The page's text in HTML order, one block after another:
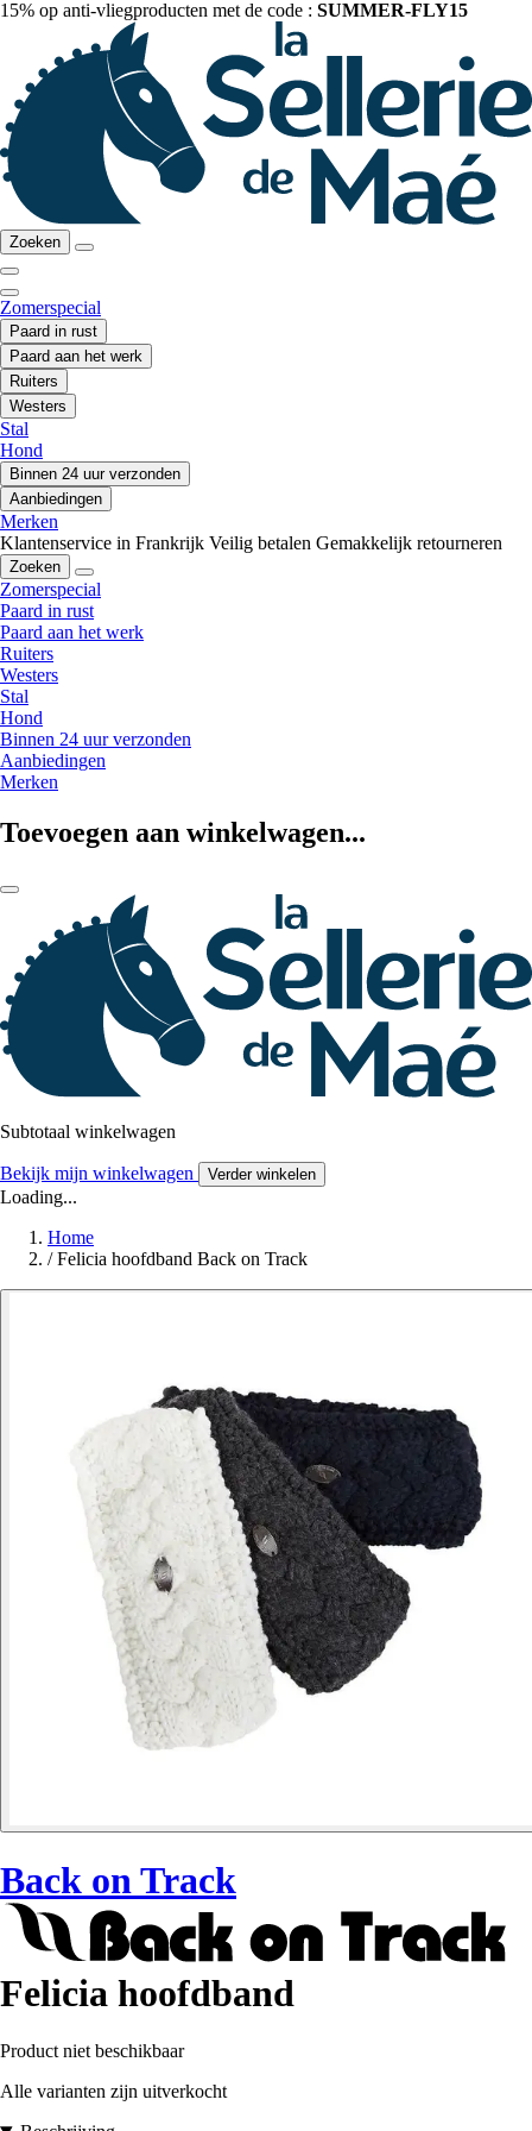
15% op anti-vliegproducten met de code : SUMMER-FLY15
Zoeken
Zomerspecial
Paard in rust
Paard aan het werk
Ruiters
Westers
Stal
Hond
Binnen 24 uur verzonden
Aanbiedingen
Merken
Klantenservice in Frankrijk Veilig betalen Gemakkelijk retourneren
Zoeken
Zomerspecial
Paard in rust
Paard aan het werk
Ruiters
Westers
Stal
Hond
Binnen 24 uur verzonden
Aanbiedingen
Merken
Toevoegen aan winkelwagen...
Subtotaal winkelwagen
Bekijk mijn winkelwagen Verder winkelen
Loading...
Home
/ Felicia hoofdband Back on Track
Back on Track
Felicia hoofdband
Product niet beschikbaar
Alle varianten zijn uitverkocht